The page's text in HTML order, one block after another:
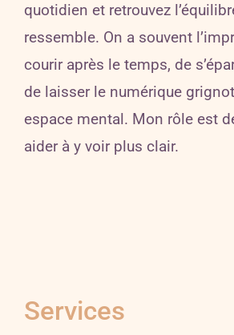
quotidien et retrouvez
ressemble. On a souvent
courir après le temps, de
de laisser le numérique
espace mental. Mon rôle est
aider à y voir plus clair.
Services